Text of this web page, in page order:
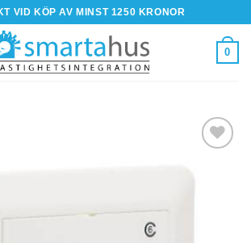
VID KÖP AV MINST 1250 KRONOR
0